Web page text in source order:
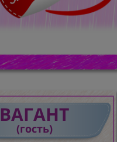
ВАГАНТ
(гость)